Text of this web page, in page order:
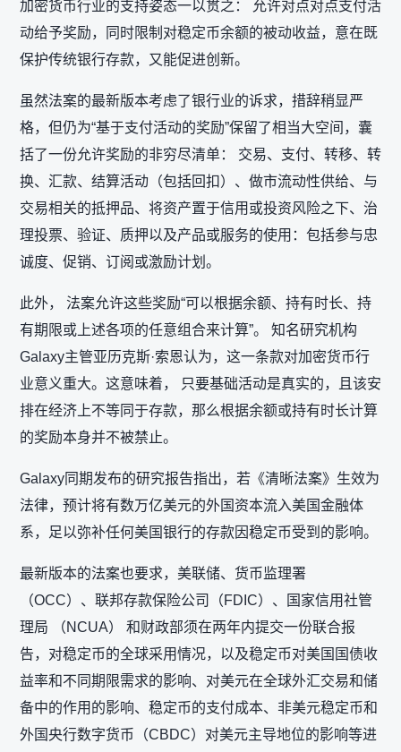
加密货币行业的支持姿态一以贯之： 允许对点对点支付活
动给予奖励，同时限制对稳定币余额的被动收益，意在既
保护传统银行存款，又能促进创新。
虽然法案的最新版本考虑了银行业的诉求，措辞稍显严
格，但仍为“基于支付活动的奖励”保留了相当大空间，囊
括了一份允许奖励的非穷尽清单： 交易、支付、转移、转
换、汇款、结算活动（包括回扣）、做市流动性供给、与
交易相关的抵押品、将资产置于信用或投资风险之下、治
理投票、验证、质押以及产品或服务的使用：包括参与忠
诚度、促销、订阅或激励计划。
此外， 法案允许这些奖励“可以根据余额、持有时长、持
有期限或上述各项的任意组合来计算”。 知名研究机构
Galaxy主管亚历克斯·索恩认为，这一条款对加密货币行
业意义重大。这意味着， 只要基础活动是真实的，且该安
排在经济上不等同于存款，那么根据余额或持有时长计算
的奖励本身并不被禁止。
Galaxy同期发布的研究报告指出，若《清晰法案》生效为
法律，预计将有数万亿美元的外国资本流入美国金融体
系，足以弥补任何美国银行的存款因稳定币受到的影响。
最新版本的法案也要求，美联储、货币监理署
（OCC）、联邦存款保险公司（FDIC）、国家信用社管
理局 （NCUA） 和财政部须在两年内提交一份联合报
告，对稳定币的全球采用情况，以及稳定币对美国国债收
益率和不同期限需求的影响、对美元在全球外汇交易和储
备中的作用的影响、稳定币的支付成本、非美元稳定币和
外国央行数字货币（CBDC）对美元主导地位的影响等进